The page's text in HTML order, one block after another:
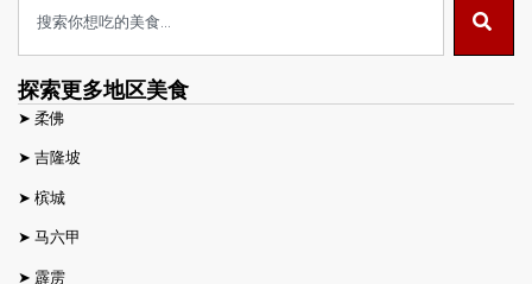
探索更多地区美食
➤ 柔佛
➤ 吉隆坡
➤ 槟城
➤ 马六甲
➤ 霹雳